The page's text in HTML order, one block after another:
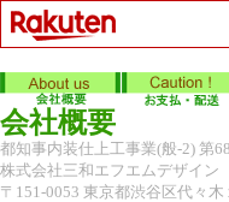
会社概要
都知事内装仕上工事業(般-2) 第
株式会社三和エフエムデザイン
〒151-0053 東京都渋谷区代々